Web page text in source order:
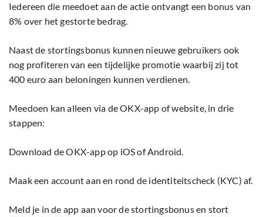
Iedereen die meedoet aan de actie ontvangt een bonus van
8% over het gestorte bedrag.
Naast de stortingsbonus kunnen nieuwe gebruikers ook
nog profiteren van een tijdelijke promotie waarbij zij tot
400 euro aan beloningen kunnen verdienen.
Meedoen kan alleen via de OKX-app of website, in drie
stappen:
Download de OKX-app op iOS of Android.
Maak een account aan en rond de identiteitscheck (KYC) af.
Meld je in de app aan voor de stortingsbonus en stort